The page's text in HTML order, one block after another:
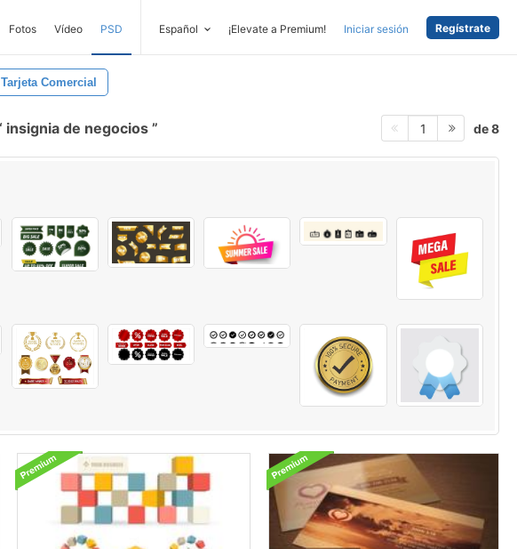
Fotos Vídeo PSD Español ¡Elevate a Premium! Iniciar sesión Regístrate
Tarjeta Comercial
insignia de negocios 1 de 8